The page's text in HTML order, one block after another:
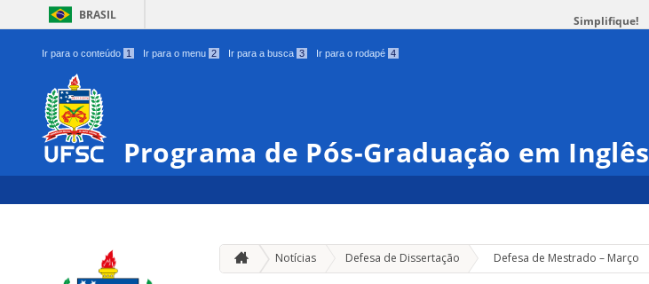
BRASIL Simplifique!
Ir para o conteúdo 1 Ir para o menu 2 Ir para a busca 3 Ir para o rodapé 4
Programa de Pós-Graduação em Inglês
Notícias Defesa de Dissertação » Defesa de Mestrado – Março